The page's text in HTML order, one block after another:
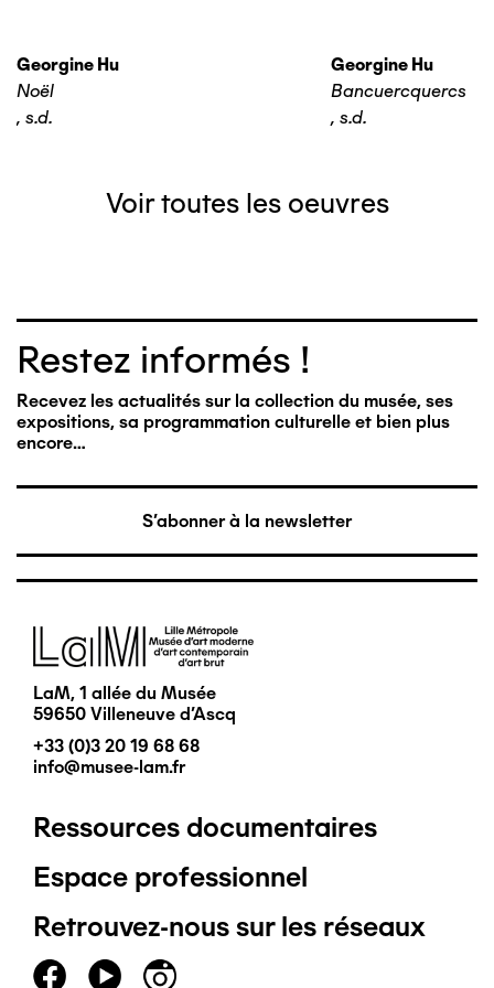
Georgine Hu
Noël
, s.d.
Georgine Hu
Bancuercquercs
, s.d.
Voir toutes les oeuvres
Restez informés !
Recevez les actualités sur la collection du musée, ses
expositions, sa programmation culturelle et bien plus
encore…
S'abonner à la newsletter
Image
LaM, 1 allée du Musée
59650 Villeneuve d'Ascq
+33 (0)3 20 19 68 68
info@musee-lam.fr
Pied
de
page
Ressources documentaires
Espace professionnel
Retrouvez-nous sur les réseaux